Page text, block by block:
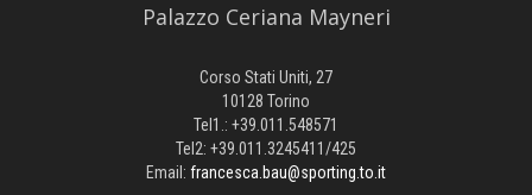
Palazzo Ceriana Mayneri
Corso Stati Uniti, 27
10128 Torino
Tel1.: +39.011.548571
Tel2: +39.011.3245411/425
Email: francesca.bau@sporting.to.it